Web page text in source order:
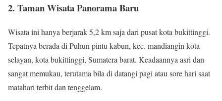
2. Taman Wisata Panorama Baru
Wisata ini hanya berjarak 5,2 km saja dari pusat kota bukittinggi.
Tepatnya berada di Puhun pintu kabun, kec. mandiangin kota
selayan, kota bukittinggi, Sumatera barat. Keadaannya asri dan
sangat memukau, terutama bila di datangi pagi atau sore hari saat
matahari terbit dan tenggelam.